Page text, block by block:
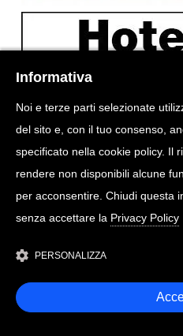
Informativa
Noi e terze parti selezionate
del sito e, con il tuo consenso,
specificato nella cookie policy. Il
rendere non disponibili alcune
per acconsentire. Chiudi questa
senza accettare la Privacy Policy
PERSONALIZZA